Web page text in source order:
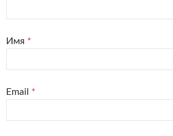
Имя *
Email *